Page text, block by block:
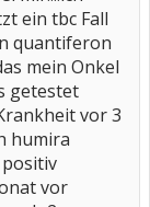
ein tbc Fall
quantiferon
mein Onkel
getestet
vor 3
humira
vor